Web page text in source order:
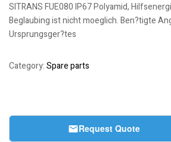
SITRANS FUE080 IP67 Polyamid,
Beglaubing ist nicht moeglich. Ben?tigte
Ursprungsger?tes
Category:Spare parts
Request Quote